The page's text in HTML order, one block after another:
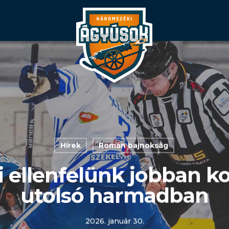
Hírek Román bajnokság
ellenfelünk jobban
utolsó harmadban
2026. január 30.